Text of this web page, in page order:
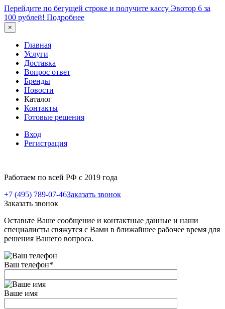
Перейдите по бегущей строке и получите кассу Эвотор 6 за
100 рублей! Подробнее
×
Главная
Услуги
Доставка
Вопрос ответ
Бренды
Новости
Каталог
Контакты
Готовые решения
Вход
Регистрация
Работаем по всей РФ с 2019 года
+7 (495) 789-07-46Заказать звонок
Заказать звонок
Оставьте Ваше сообщение и контактные данные и наши
специалисты свяжутся с Вами в ближайшее рабочее время для
решения Вашего вопроса.
Ваш телефон*
Ваше имя